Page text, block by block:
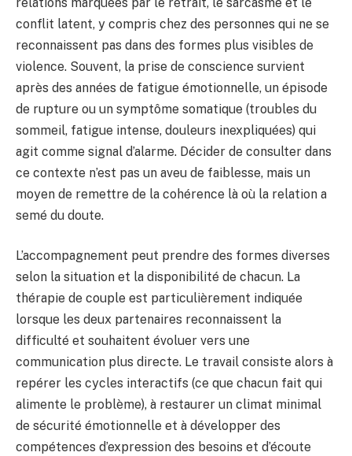
conflit latent, y compris chez des personnes qui ne se
reconnaissent pas dans des formes plus visibles de
violence. Souvent, la prise de conscience survient
après des années de fatigue émotionnelle, un épisode
de rupture ou un symptôme somatique (troubles du
sommeil, fatigue intense, douleurs inexpliquées) qui
agit comme signal d’alarme. Décider de consulter dans
ce contexte n’est pas un aveu de faiblesse, mais un
moyen de remettre de la cohérence là où la relation a
semé du doute.
L’accompagnement peut prendre des formes diverses
selon la situation et la disponibilité de chacun. La
thérapie de couple est particulièrement indiquée
lorsque les deux partenaires reconnaissent la
difficulté et souhaitent évoluer vers une
communication plus directe. Le travail consiste alors à
repérer les cycles interactifs (ce que chacun fait qui
alimente le problème), à restaurer un climat minimal
de sécurité émotionnelle et à développer des
compétences d’expression des besoins et d’écoute